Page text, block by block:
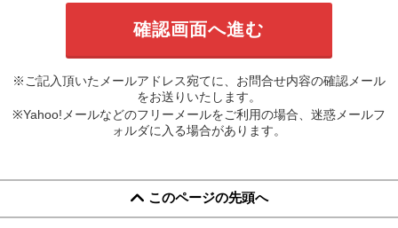
※ご記入頂いたメールアドレス宛てに、お問合せ内容の確認メール
をお送りいたします。
※Yahoo!メールなどのフリーメールをご利用の場合、迷惑メールフ
ォルダに入る場合があります。
このページの先頭へ